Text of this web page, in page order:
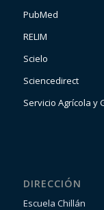
PubMed
RELIM
Scielo
Sciencedirect
Servicio Agrícola y
DIRECCIÓN
Escuela Chillán